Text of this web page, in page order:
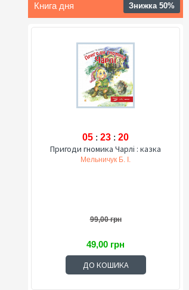
Книга дня Знижка 50%
05 : 23 : 19
Пригоди гномика Чарлі : казка
Мельничук Б. І.
99,00 грн
49,00 грн
ДО КОШИКА